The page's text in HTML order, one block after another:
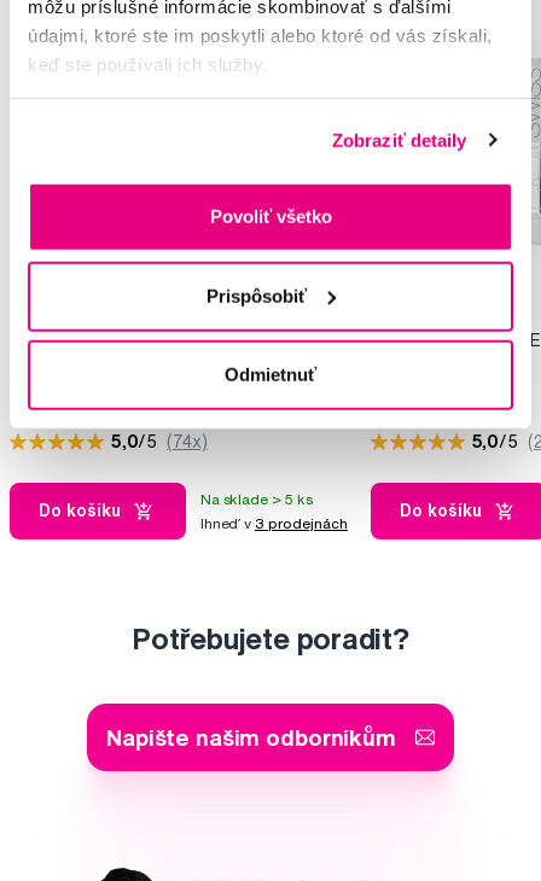
môžu príslušné informácie skombinovať s ďalšími
údajmi, ktoré ste im poskytli alebo ktoré od vás získali,
keď ste používali ich služby.
Zobraziť detaily
Povoliť všetko
Prispôsobiť
Odmietnuť
SWISSDENT GENTLE jemná bieliaca
5,0/5 (74x)
Do košíku
Na sklade > 5 ks
Ihneď v 3 prodejnách
SWISSDENT
5,0/5
Do košíku
Potřebujete poradit?
Napište našim odborníkům